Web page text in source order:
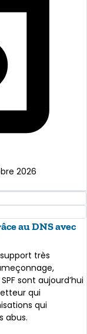
2026
au DNS avec
très
sont aujourd’hui
qui
qui
abus.